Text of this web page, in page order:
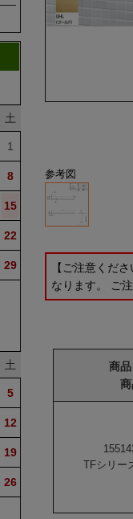
土
1
8
15
22
29
土
5
12
19
26
参考図
【ご注意くだ
なります。 ご
商
TFシリ